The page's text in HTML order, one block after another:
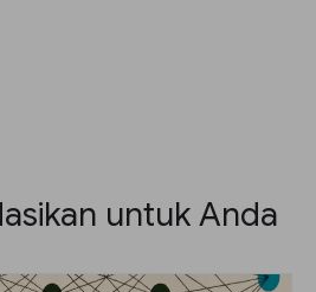
untuk Anda